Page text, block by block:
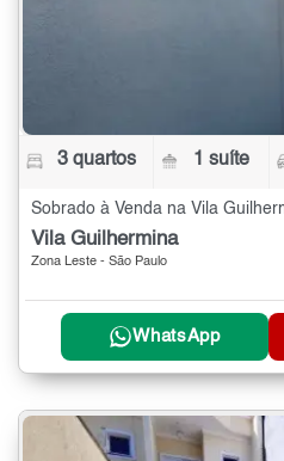
3 quartos 1 suíte
Sobrado à Venda na Vila
Vila Guilhermina
Zona Leste - São Paulo
WhatsApp